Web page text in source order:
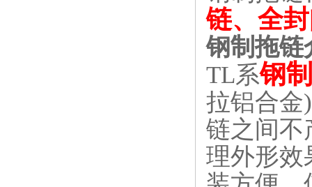
链、全
钢制拖链
TL系钢
拉铝合金
链之间不
理外形效